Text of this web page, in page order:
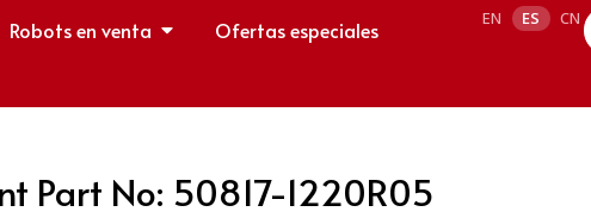
Robots en venta
Ofertas especiales
EN ES CN
Part No: 50817-1220R05